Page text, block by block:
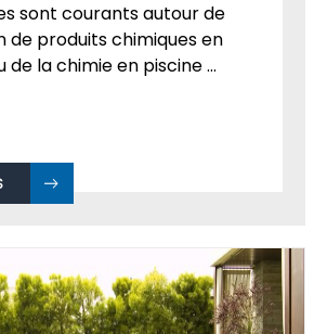
sont courants autour de
de produits chimiques en
de la chimie en piscine ...